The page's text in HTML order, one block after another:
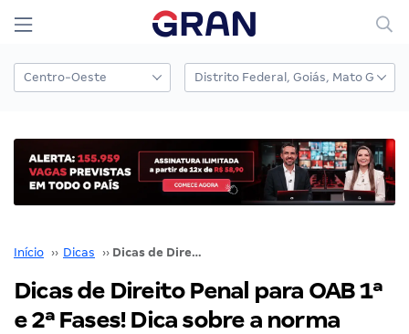
Início ›› Dicas ›› Dicas de Direito Penal para OAB 1ª e 2ª Fases! Dica sobre a norma penal
Dicas de Direito Penal para OAB 1ª
e 2ª Fases! Dica sobre a norma